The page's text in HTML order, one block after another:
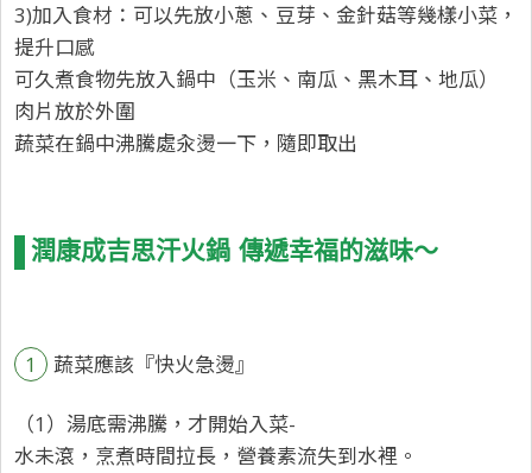
3)加入食材：可以先放小蔥、豆芽、金針菇等幾樣小菜，
提升口感
可久煮食物先放入鍋中（玉米、南瓜、黑木耳、地瓜）
肉片放於外圍
蔬菜在鍋中沸騰處汆燙一下，隨即取出
潤康成吉思汗火鍋 傳遞幸福的滋味～
1 蔬菜應該『快火急燙』
（1）湯底需沸騰，才開始入菜-
水未滾，烹煮時間拉長，營養素流失到水裡。